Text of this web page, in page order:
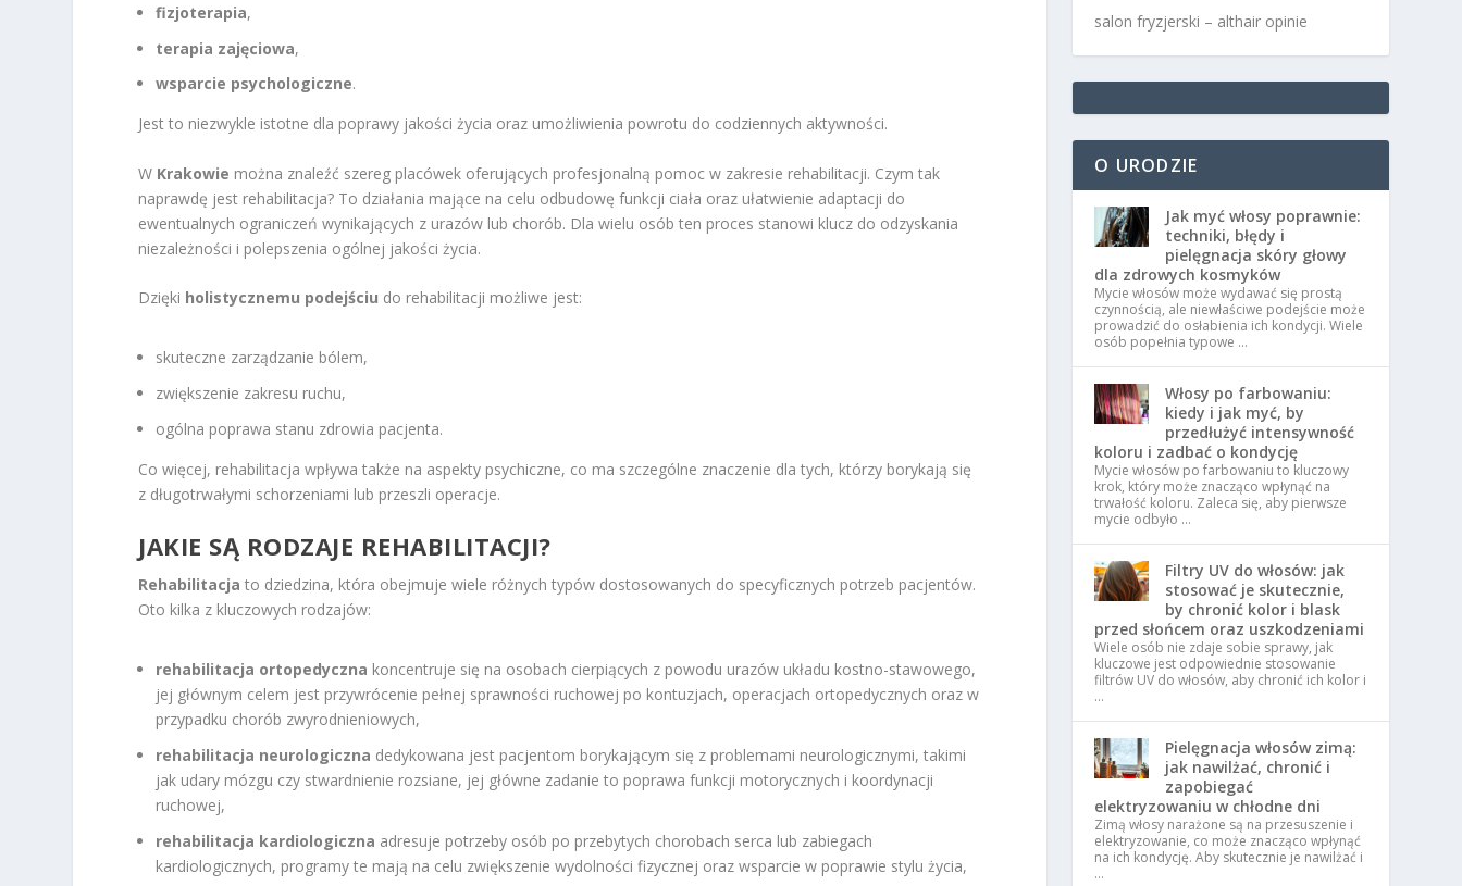
fizjoterapia,
terapia zajęciowa,
wsparcie psychologiczne.
Jest to niezwykle istotne dla poprawy jakości życia oraz umożliwienia powrotu do codziennych aktywności.
W Krakowie można znaleźć szereg placówek oferujących profesjonalną pomoc w zakresie rehabilitacji. Czym tak
naprawdę jest rehabilitacja? To działania mające na celu odbudowę funkcji ciała oraz ułatwienie adaptacji do
ewentualnych ograniczeń wynikających z urazów lub chorób. Dla wielu osób ten proces stanowi klucz do odzyskania
niezależności i polepszenia ogólnej jakości życia.
Dzięki holistycznemu podejściu do rehabilitacji możliwe jest:
skuteczne zarządzanie bólem,
zwiększenie zakresu ruchu,
ogólna poprawa stanu zdrowia pacjenta.
Co więcej, rehabilitacja wpływa także na aspekty psychiczne, co ma szczególne znaczenie dla tych, którzy borykają się
z długotrwałymi schorzeniami lub przeszli operacje.
JAKIE SĄ RODZAJE REHABILITACJI?
Rehabilitacja to dziedzina, która obejmuje wiele różnych typów dostosowanych do specyficznych potrzeb pacjentów.
Oto kilka z kluczowych rodzajów:
rehabilitacja ortopedyczna koncentruje się na osobach cierpiących z powodu urazów układu kostno-stawowego,
jej głównym celem jest przywrócenie pełnej sprawności ruchowej po kontuzjach, operacjach ortopedycznych oraz w
przypadku chorób zwyrodnieniowych,
rehabilitacja neurologiczna dedykowana jest pacjentom borykającym się z problemami neurologicznymi, takimi
jak udary mózgu czy stwardnienie rozsiane, jej główne zadanie to poprawa funkcji motorycznych i koordynacji
ruchowej,
rehabilitacja kardiologiczna adresuje potrzeby osób po przebytych chorobach serca lub zabiegach
kardiologicznych, programy te mają na celu zwiększenie wydolności fizycznej oraz wsparcie w poprawie stylu życia,
salon fryzjerski – althair opinie
O URODZIE
Jak myć włosy poprawnie:
techniki, błędy i
pielęgnacja skóry głowy
dla zdrowych kosmyków
Mycie włosów może wydawać się prostą
czynnością, ale niewłaściwe podejście może
prowadzić do osłabienia ich kondycji. Wiele
osób popełnia typowe …
Włosy po farbowaniu:
kiedy i jak myć, by
przedłużyć intensywność
koloru i zadbać o kondycję
Mycie włosów po farbowaniu to kluczowy
krok, który może znacząco wpłynąć na
trwałość koloru. Zaleca się, aby pierwsze
mycie odbyło …
Filtry UV do włosów: jak
stosować je skutecznie,
by chronić kolor i blask
przed słońcem oraz uszkodzeniami
Wiele osób nie zdaje sobie sprawy, jak
kluczowe jest odpowiednie stosowanie
filtrów UV do włosów, aby chronić ich kolor i
…
Pielęgnacja włosów zimą:
jak nawilżać, chronić i
zapobiegać
elektryzowaniu w chłodne dni
Zimą włosy narażone są na przesuszenie i
elektryzowanie, co może znacząco wpłynąć
na ich kondycję. Aby skutecznie je nawilżać i
…